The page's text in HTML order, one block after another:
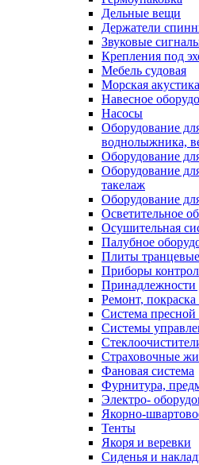
Дельные вещи
Держатели
Звуковые
Крепления под
Мебель судовая
Морская
Навесное
Насосы
Оборудование
воднолыжника,
Оборудование
Оборудование
такелаж
Оборудование
Осветительное
Осушительная
Палубное
Плиты транцевые
Приборы
Принадлежности
Ремонт,
Система
Системы
Страховочные
Фановая система
Фурнитура,
Электро-
Якорно-
Тенты
Якоря и веревки
Сиденья и